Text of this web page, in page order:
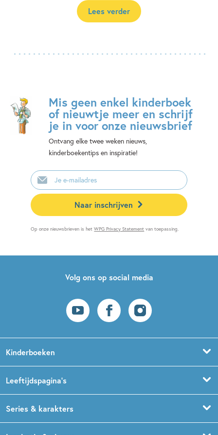
Lees verder
Mis geen enkel kinderboek
of nieuwtje meer en schrijf
je in voor onze nieuwsbrief
Ontvang elke twee weken nieuws,
kinderboekentips en inspiratie!
E-
mailadres
Naar inschrijven
Op onze nieuwsbrieven is hetWPG Privacy Statement van toepassing.
Volg ons op social media
Kinderboeken
Prentenboeken
Leeftijdspagina’s
Boekentips 1,5 - 3 jaar
Series & karakters